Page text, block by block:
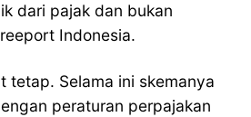
dari pajak dan bukan
Indonesia.
tetap. Selama ini skemanya
peraturan perpajakan